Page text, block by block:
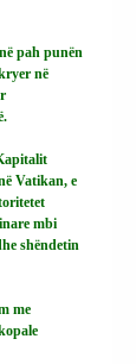
pah punën
në
Vatikan, e
mbi
shëndetin
me